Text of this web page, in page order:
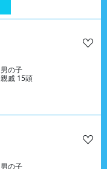
男の子
親戚 15頭
男の子